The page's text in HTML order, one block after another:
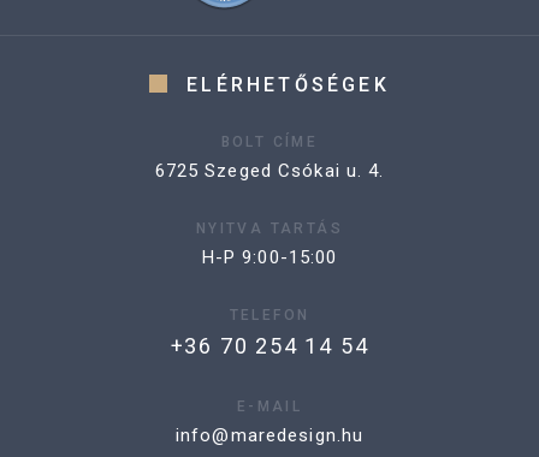
ELÉRHETŐSÉGEK
BOLT CÍME
6725 Szeged Csókai u. 4.
NYITVA TARTÁS
H-P 9:00-15:00
TELEFON
+36 70 254 14 54
E-MAIL
info@maredesign.hu